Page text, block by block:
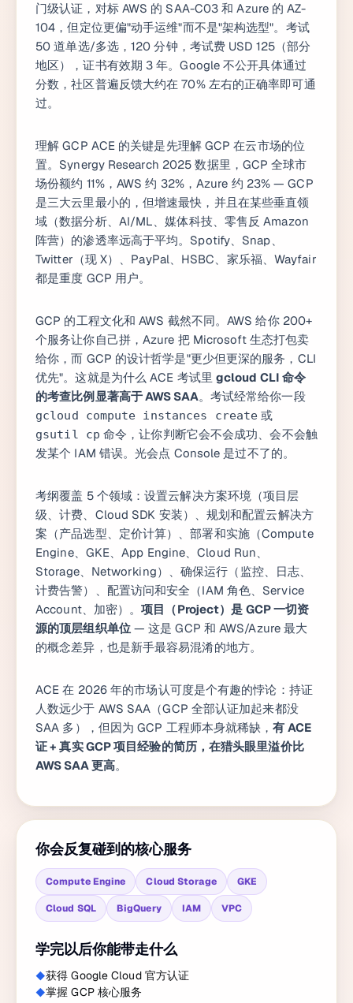
门级认证，对标 AWS 的 SAA-C03 和 Azure 的 AZ-
104，但定位更偏"动手运维"而不是"架构选型"。考试
50 道单选/多选，120 分钟，考试费 USD 125（部分
地区），证书有效期 3 年。Google 不公开具体通过
分数，社区普遍反馈大约在 70% 左右的正确率即可通
过。
理解 GCP ACE 的关键是先理解 GCP 在云市场的位
置。Synergy Research 2025 数据里，GCP 全球市
场份额约 11%，AWS 约 32%，Azure 约 23% — GCP
是三大云里最小的，但增速最快，并且在某些垂直领
域（数据分析、AI/ML、媒体科技、零售反 Amazon
阵营）的渗透率远高于平均。Spotify、Snap、
Twitter（现 X）、PayPal、HSBC、家乐福、Wayfair
都是重度 GCP 用户。
GCP 的工程文化和 AWS 截然不同。AWS 给你 200+
个服务让你自己拼，Azure 把 Microsoft 生态打包卖
给你，而 GCP 的设计哲学是"更少但更深的服务，CLI
优先"。这就是为什么 ACE 考试里 gcloud CLI 命令
的考查比例显著高于 AWS SAA。考试经常给你一段
gcloud compute instances create 或
gsutil cp 命令，让你判断它会不会成功、会不会触
发某个 IAM 错误。光会点 Console 是过不了的。
考纲覆盖 5 个领域：设置云解决方案环境（项目层
级、计费、Cloud SDK 安装）、规划和配置云解决方
案（产品选型、定价计算）、部署和实施（Compute
Engine、GKE、App Engine、Cloud Run、
Storage、Networking）、确保运行（监控、日志、
计费告警）、配置访问和安全（IAM 角色、Service
Account、加密）。项目（Project）是 GCP 一切资
源的顶层组织单位— 这是 GCP 和 AWS/Azure 最大
的概念差异，也是新手最容易混淆的地方。
ACE 在 2026 年的市场认可度是个有趣的悖论：持证
人数远少于 AWS SAA（GCP 全部认证加起来都没
SAA 多），但因为 GCP 工程师本身就稀缺，有 ACE
证 + 真实 GCP 项目经验的简历，在猎头眼里溢价比
AWS SAA 更高。
你会反复碰到的核心服务
Compute Engine Cloud Storage GKE
Cloud SQL BigQuery IAM VPC
学完以后你能带走什么
获得 Google Cloud 官方认证
掌握 GCP 核心服务